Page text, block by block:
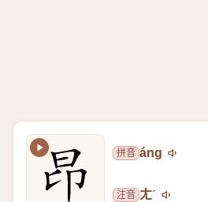
拼音 áng
注音 ㄤˊ